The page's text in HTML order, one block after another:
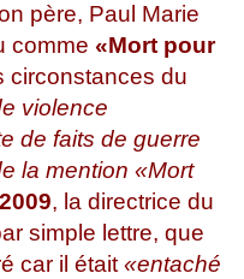
père, Paul Marie
comme «Mort pour
circonstances du
violence
de faits de guerre
la mention «Mort
, la directrice du
simple lettre, que
car il était «entaché